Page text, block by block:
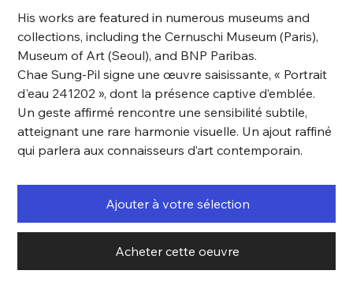
His works are featured in numerous museums and
collections, including the Cernuschi Museum (Paris),
Museum of Art (Seoul), and BNP Paribas.
Chae Sung-Pil signe une œuvre saisissante, « Portrait
d'eau 241202 », dont la présence captive d’emblée.
Un geste affirmé rencontre une sensibilité subtile,
atteignant une rare harmonie visuelle. Un ajout raffiné
qui parlera aux connaisseurs d’art contemporain.
Ajouter à votre sélection
Acheter cette oeuvre